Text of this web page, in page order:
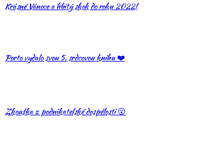
Krásné Vánoce a hbitý skok do roku 2022!
Porto vydalo svou 5. srdcovou knihu ❤️
Zkouška z podnikatelské dospělosti 😮